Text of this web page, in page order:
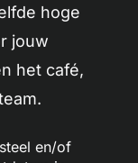
hoge
jouw
het café,
en/of